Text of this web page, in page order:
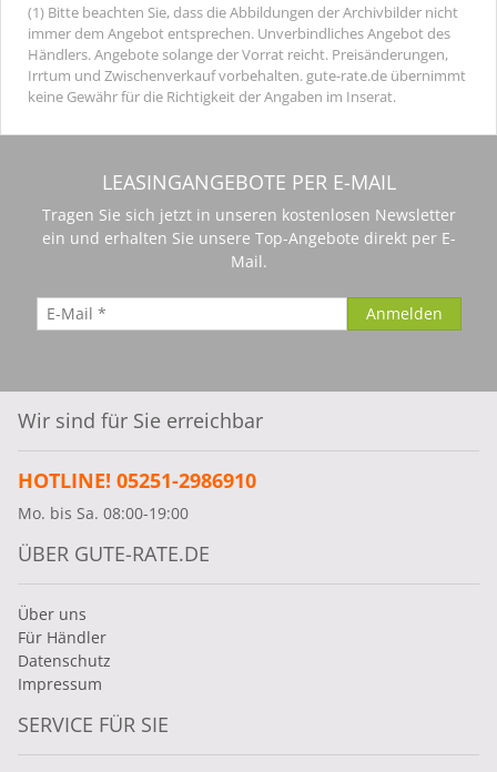
(1) Bitte beachten Sie, dass die Abbildungen der Archivbilder nicht
immer dem Angebot entsprechen. Unverbindliches Angebot des
Händlers. Angebote solange der Vorrat reicht. Preisänderungen,
Irrtum und Zwischenverkauf vorbehalten. gute-rate.de übernimmt
keine Gewähr für die Richtigkeit der Angaben im Inserat.
LEASINGANGEBOTE PER E-MAIL
Tragen Sie sich jetzt in unseren kostenlosen Newsletter
ein und erhalten Sie unsere Top-Angebote direkt per E-
Mail.
Wir sind für Sie erreichbar
HOTLINE! 05251-2986910
Mo. bis Sa. 08:00-19:00
ÜBER GUTE-RATE.DE
Über uns
Für Händler
Datenschutz
Impressum
SERVICE FÜR SIE